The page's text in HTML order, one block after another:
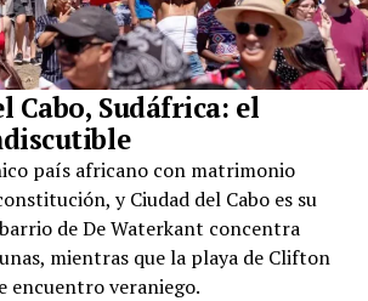
Cabo, Sudáfrica: el
país africano con matrimonio
y Ciudad del Cabo es su
de De Waterkant concentra
mientras que la playa de Clifton
encuentro veraniego.